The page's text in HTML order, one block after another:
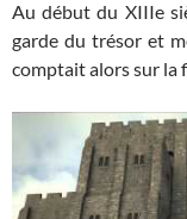
Au début du XIIIe
garde du trésor et
comptait alors sur la